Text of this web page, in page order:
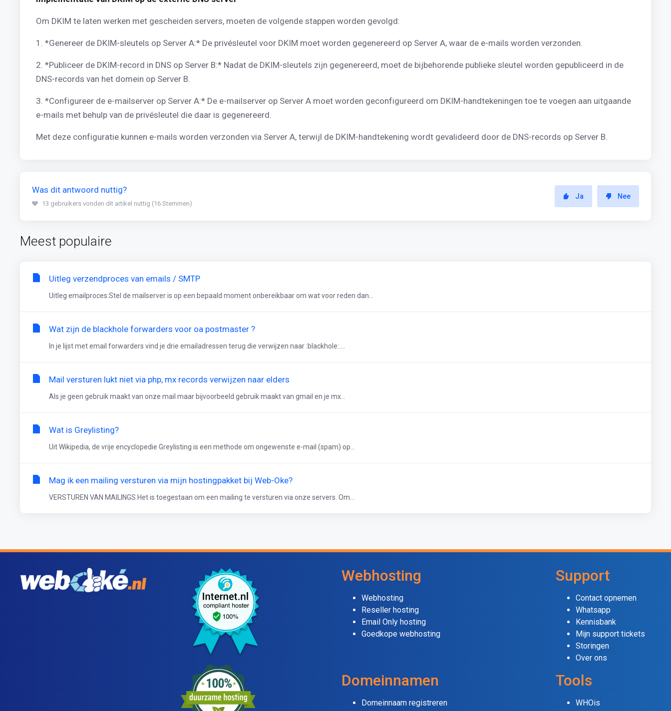
Om DKIM te laten werken met gescheiden servers, moeten de volgende stappen worden gevolgd:
1.⁠ ⁠*Genereer de DKIM-sleutels op Server A:* De privésleutel voor DKIM moet worden gegenereerd op Server A, waar de e-mails worden verzonden.
2.⁠ ⁠*Publiceer de DKIM-record in DNS op Server B:* Nadat de DKIM-sleutels zijn gegenereerd, moet de bijbehorende publieke sleutel worden gepubliceerd in de
DNS-records van het domein op Server B.
3.⁠ ⁠*Configureer de e-mailserver op Server A:* De e-mailserver op Server A moet worden geconfigureerd om DKIM-handtekeningen toe te voegen aan uitgaande
e-mails met behulp van de privésleutel die daar is gegenereerd.
Met deze configuratie kunnen e-mails worden verzonden via Server A, terwijl de DKIM-handtekening wordt gevalideerd door de DNS-records op Server B.
Was dit antwoord nuttig?
13 gebruikers vonden dit artikel nuttig (16 Stemmen)
Ja Nee
Meest populaire
Uitleg verzendproces van emails / SMTP
Uitleg emailproces:Stel de mailserver is op een bepaald moment onbereikbaar om wat voor reden dan...
Wat zijn de blackhole forwarders voor oa postmaster ?
In je lijst met email forwarders vind je drie emailadressen terug die verwijzen naar :blackhole:....
Mail versturen lukt niet via php, mx records verwijzen naar elders
Als je geen gebruik maakt van onze mail maar bijvoorbeeld gebruik maakt van gmail en je mx...
Wat is Greylisting?
Uit Wikipedia, de vrije encyclopedie Greylisting is een methode om ongewenste e-mail (spam) op...
Mag ik een mailing versturen via mijn hostingpakket bij Web-Oke?
VERSTUREN VAN MAILINGS Het is toegestaan om een mailing te versturen via onze servers. Om...
Webhosting
Webhosting
Reseller hosting
Email Only hosting
Goedkope webhosting
Support
Contact opnemen
Whatsapp
Kennisbank
Mijn support tickets
Storingen
Over ons
Domeinnamen
Domeinnaam registreren
Tools
WHOis